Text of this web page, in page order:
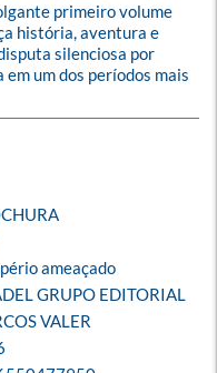
primeiro volume
história, aventura e
silenciosa por
um dos períodos mais
ameaçado
GRUPO EDITORIAL
VALER